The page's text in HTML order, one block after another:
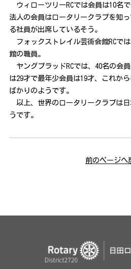
ウィローツリー RCでは会員は10名
法人の会員はロータリークラブを知
る社員が出席しているそう。
フォックストレイル芸術会館RCで
館の職員。
ヤングブラッド RCでは、 40名の会
は29才で最年少会員は19才、これか
ばかりのようです。
以上、世界のロータリークラブは
うです。
前のページへ